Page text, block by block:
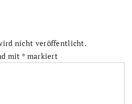
nicht veröffentlicht.
mit * markiert